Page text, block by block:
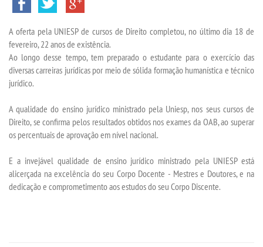
SEGUNDA GRADUAÇÃO
EDITAL
A oferta pela UNIESP de cursos de Direito completou, no último dia 18 de
fevereiro, 22 anos de existência.
Ao longo desse tempo, tem preparado o estudante para o exercício das
diversas carreiras jurídicas por meio de sólida formação humanística e técnico
jurídico.
A qualidade do ensino jurídico ministrado pela Uniesp, nos seus cursos de
Direito, se confirma pelos resultados obtidos nos exames da OAB, ao superar
os percentuais de aprovação em nível nacional.
E a invejável qualidade de ensino jurídico ministrado pela UNIESP está
alicerçada na excelência do seu Corpo Docente - Mestres e Doutores, e na
dedicação e comprometimento aos estudos do seu Corpo Discente.